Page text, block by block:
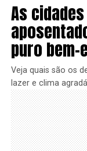
As
puro
Veja quais são os
lazer e clima